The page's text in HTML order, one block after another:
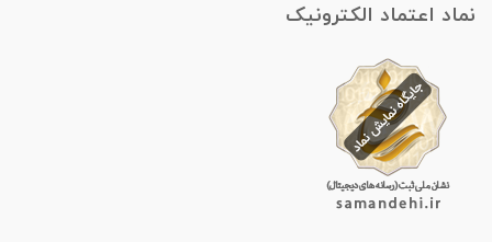
نماد اعتماد الکترونیک